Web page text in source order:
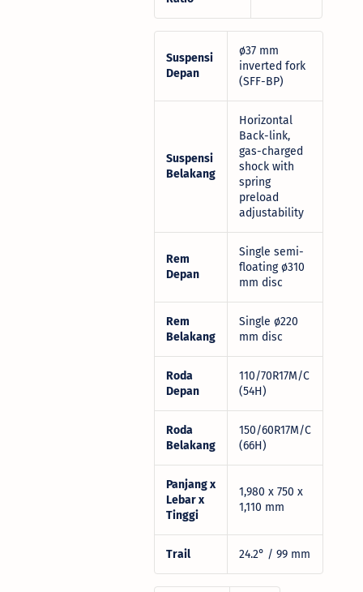
Suspensi
Depan
ø37 mm
inverted fork
(SFF-BP)
Suspensi
Belakang
Horizontal
Back-link,
gas-charged
shock with
spring
preload
adjustability
Rem
Depan
Single semi-
floating ø310
mm disc
Rem
Belakang
Single ø220
mm disc
Roda
Depan
110/70R17M/C
(54H)
Roda
Belakang
150/60R17M/C
(66H)
Panjang x
Lebar x
Tinggi
1,980 x 750 x
1,110 mm
Trail 24.2° / 99 mm